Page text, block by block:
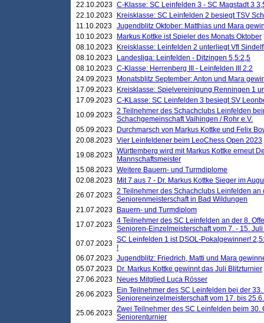
22.10.2023 C-Klasse: SC Leinfelden 3 - SC Magstadt 3
22.10.2023
Kreisklasse: SC Leinfelden 2 besiegt TSV
11.10.2023 Jugendblitz Oktober: Matthias und Mara
10.10.2023
Markus Kottke ist Spieler des Monats Oktober
08.10.2023
Kreisklasse: Leinfelden 2 unterliegt Vfl
08.10.2023
Landesliga: Leinfelden - Ditzingen 5,5:2,5
08.10.2023 C-Klasse: Herrenberg III - Leinfelden III 2:2
24.09.2023
Monatsblitz September: Anton und Mara
17.09.2023
Kreisklasse: Spielvereinigung Renningen 1
17.09.2023 C-KLasse: SC Leinfelden 3 besiegt SV
10.09.2023 2 Teilnehmer des Schachclubs Leinfelden
Schachgemeinschaft Vaihingen / Rohr e.V.
05.09.2023
Durchmarsch von Markus Kottke und Felix
20.08.2023 Vier Leinfeldener beim LeoChess Open 2023
19.08.2023 Württemberg wird mit Markus Kottke erneut
Mannschaftsmeister
15.08.2023 Weitere Bauern- und Turmdiplome
02.08.2023
Mit 7 aus 7 - Dr. Markus Kottke Sieger im
26.07.2023 2 Teilnehmer des Schachclubs Leinfelden an
Seniorenmeisterschaft in Bad Wildungen
21.07.2023
Bauern- und Turmdiplom
17.07.2023 4 Teilnehmer des SC Leinfelden an der 8.
Senioren-Einzelmeisterschaft vom 7. - 15.
07.07.2023 SC Leinfelden 1 ist DSOL-Pokalgewinner!
!
06.07.2023 Jugendblitz: Friedrich, Matti und Mara
05.07.2023
Dr. Markus Kottke gewinnt das Juli Blitzturnier
27.06.2023
Neues Mitglied Luca Rösser
26.06.2023
Ein Teilnehmer des SC Leinfelden bei der
Senioreneinzelmeisterschaft vom 17. bis
25.06.2023 Zwei Teilnehmer des SC Leinfelden beim
Seniorenturnier